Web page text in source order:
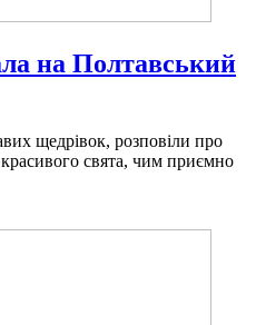
на Полтавський
щедрівок, розповіли про
красивого свята, чим приємно